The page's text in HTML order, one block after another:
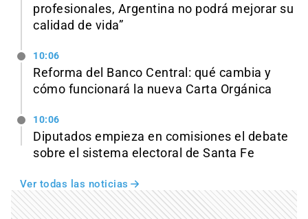
profesionales, Argentina no podrá mejorar su
calidad de vida”
10:06
Reforma del Banco Central: qué cambia y
cómo funcionará la nueva Carta Orgánica
10:06
Diputados empieza en comisiones el debate
sobre el sistema electoral de Santa Fe
Ver todas las noticias